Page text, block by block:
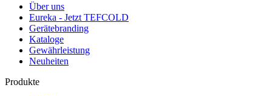
Über uns
Eureka - Jetzt TEFCOLD
Gerätebranding
Kataloge
Gewährleistung
Neuheiten
Produkte